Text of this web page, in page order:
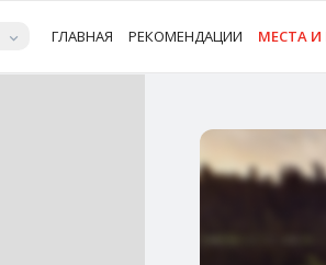
ГЛАВНАЯ РЕКОМЕНДАЦИИ МЕСТА